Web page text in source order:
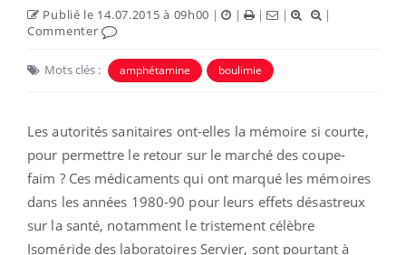
Publié le 14.07.2015 à 09h00 | | | |
|
Commenter
Mots clés : amphétamine boulimie
Les autorités sanitaires ont-elles la mémoire si courte,
pour permettre le retour sur le marché des coupe-
faim ? Ces médicaments qui ont marqué les mémoires
dans les années 1980-90 pour leurs effets désastreux
sur la santé, notamment le tristement célèbre
Isoméride des laboratoires Servier, sont pourtant à